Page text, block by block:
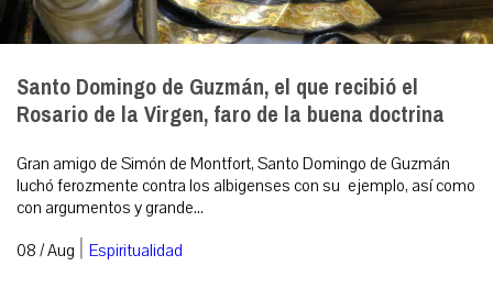
Santo Domingo de Guzmán, el que recibió el
Rosario de la Virgen, faro de la buena doctrina
Gran amigo de Simón de Montfort, Santo Domingo de Guzmán
luchó ferozmente contra los albigenses con su ejemplo, así como
con argumentos y grande...
08 / Aug | Espiritualidad